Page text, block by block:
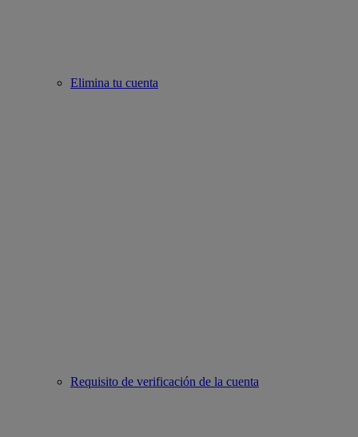
Elimina tu cuenta
Requisito de verificación de la cuenta